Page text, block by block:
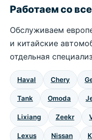
Работаем со
Обслуживаем
и китайские
отдельная
Haval Chery
Tank Omoda
Lixiang Zeekr
Lexus Nissan